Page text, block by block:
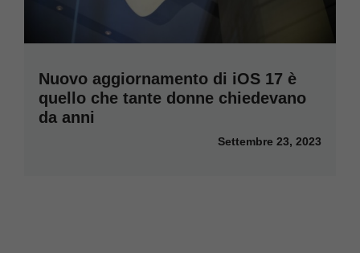
Nuovo aggiornamento di iOS 17 è
quello che tante donne chiedevano
da anni
Settembre 23, 2023